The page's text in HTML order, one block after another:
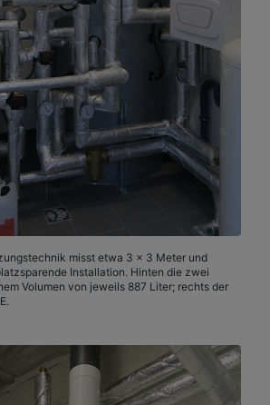
misst etwa 3 x 3 Meter und
Installation. Hinten die zwei
Volumen von jeweils 887 Liter; rechts der